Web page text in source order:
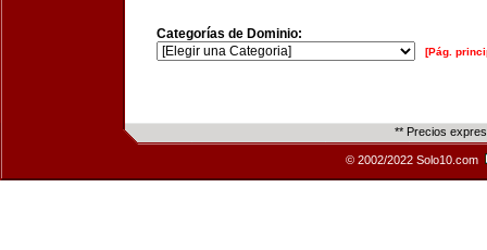
Categorías de Dominio:
[Pág.
** Precios
© 2002/2022 Solo10.com